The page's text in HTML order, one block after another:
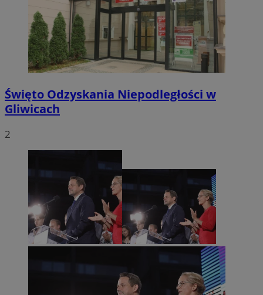
Święto Odzyskania Niepodległości w
Gliwicach
2